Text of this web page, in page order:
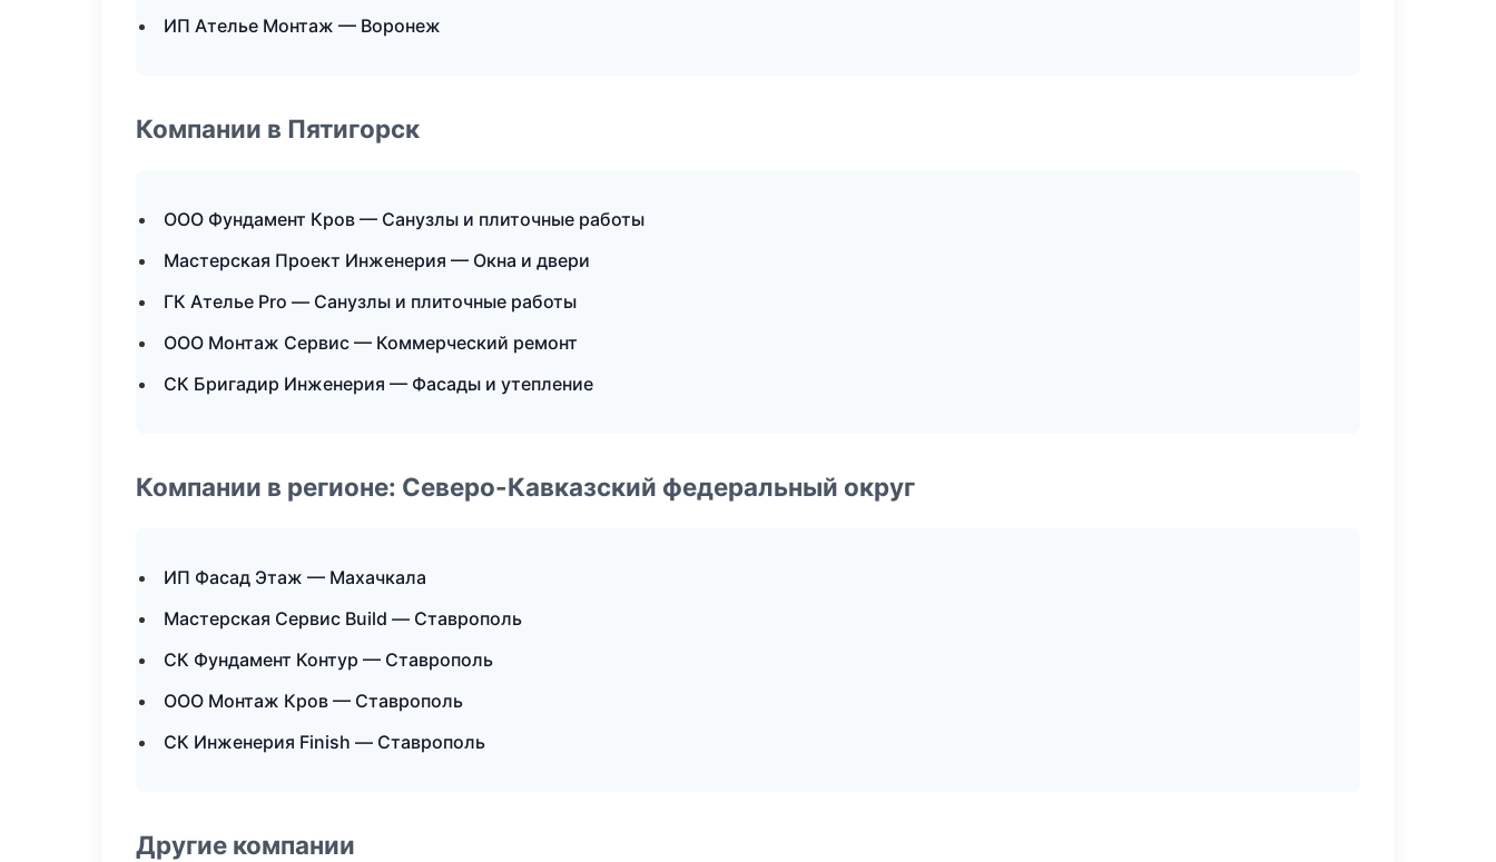
ИП Ателье Монтаж — Воронеж
Компании в Пятигорск
ООО Фундамент Кров — Санузлы и плиточные работы
Мастерская Проект Инженерия — Окна и двери
ГК Ателье Pro — Санузлы и плиточные работы
ООО Монтаж Сервис — Коммерческий ремонт
СК Бригадир Инженерия — Фасады и утепление
Компании в регионе: Северо-Кавказский федеральный округ
ИП Фасад Этаж — Махачкала
Мастерская Сервис Build — Ставрополь
СК Фундамент Контур — Ставрополь
ООО Монтаж Кров — Ставрополь
СК Инженерия Finish — Ставрополь
Другие компании